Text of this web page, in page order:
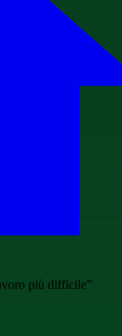
più difficile”